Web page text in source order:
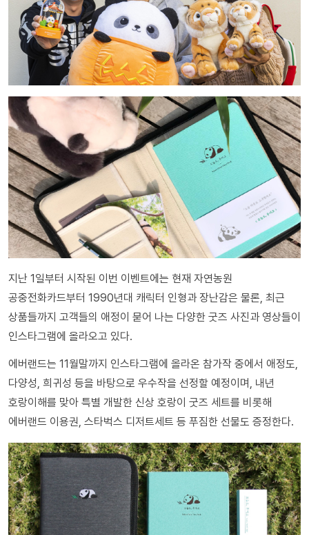
지난 1일부터 시작된 이번 이벤트에는 현재 자연농원
공중전화카드부터 1990년대 캐릭터 인형과 장난감은 물론, 최근
상품들까지 고객들의 애정이 묻어 나는 다양한 굿즈 사진과 영상들이
인스타그램에 올라오고 있다.
에버랜드는 11월말까지 인스타그램에 올라온 참가작 중에서 애정도,
다양성, 희귀성 등을 바탕으로 우수작을 선정할 예정이며, 내년
호랑이해를 맞아 특별 개발한 신상 호랑이 굿즈 세트를 비롯해
에버랜드 이용권, 스타벅스 디저트세트 등 푸짐한 선물도 증정한다.